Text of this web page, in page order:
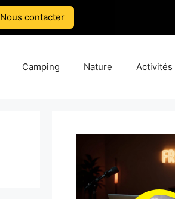
Camping Nature Activités
Nous contacter